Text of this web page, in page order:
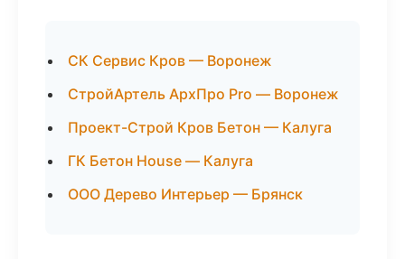
СК Сервис Кров — Воронеж
СтройАртель АрхПро Pro — Воронеж
Проект-Строй Кров Бетон — Калуга
ГК Бетон House — Калуга
ООО Дерево Интерьер — Брянск